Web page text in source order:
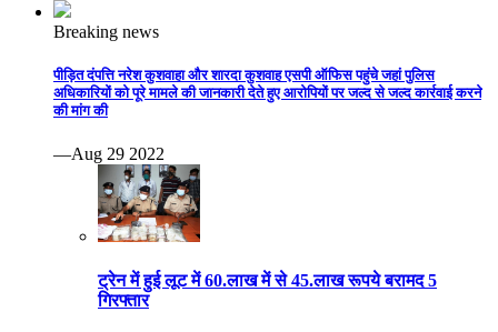
Breaking news
पीड़ित दंपत्ति नरेश कुशवाहा और शारदा कुशवाह एसपी ऑफिस पहुंचे जहां पुलिस
अधिकारियों को पूरे मामले की जानकारी देते हुए आरोपियों पर जल्द से जल्द कार्रवाई करने
की मांग की
—Aug 29 2022
ट्रेन में हुई लूट में 60.लाख में से 45.लाख रूपये बरामद 5
गिरफ्तार